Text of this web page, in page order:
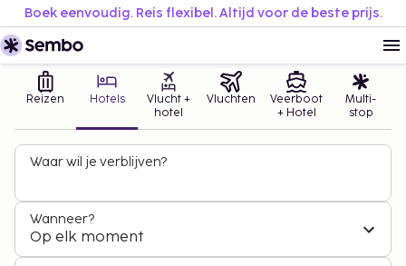
Boek eenvoudig. Reis flexibel. Altijd voor de beste prijs.
Reizen Hotels
Vlucht +
hotel
Vluchten
Veerboot
+ Hotel
Multi-
stop
Waar wil je verblijven?
Wanneer?
Op elk moment